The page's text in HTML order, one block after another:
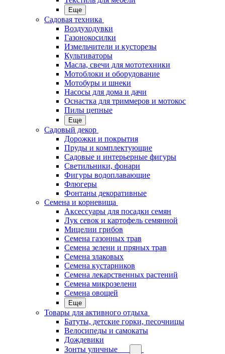
Еще
Садовая техника
Воздуходувки
Газонокосилки
Измельчители и кусторезы
Культиваторы
Масла, свечи для мототехники
Мотоблоки и оборудование
Мотобуры и шнеки
Насосы для дома и дачи
Оснастка для триммеров и мотокос
Пилы цепные
Еще
Садовый декор
Дорожки и покрытия
Пруды и комплектующие
Садовые и интерьерные фигуры
Светильники, фонари
Фигуры водоплавающие
Флюгеры
Фонтаны декоративные
Семена и корневища
Аксессуары для посадки семян
Лук севок и картофель семянной
Мицелии грибов
Семена газонных трав
Семена зелени и пряных трав
Семена злаковых
Семена кустарников
Семена лекарственных растений
Семена микрозелени
Семена овощей
Еще
Товары для активного отдыха
Батуты, детские горки, песочницы
Велосипеды и самокаты
Дождевики
Зонты уличные